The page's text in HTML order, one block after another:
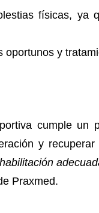
físicas, ya
y
cumple un
y
Praxmed.